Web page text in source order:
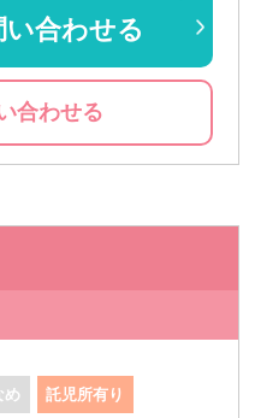
合わせる
合わせる
め 託児所有り